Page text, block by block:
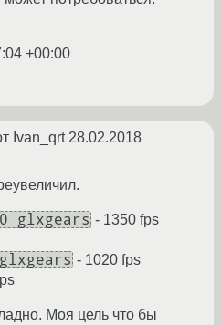
+00:00
Ivan_qrt28.02.2018
glxgears - 1350 fps
glxgears - 1020 fps
Моя цель что бы